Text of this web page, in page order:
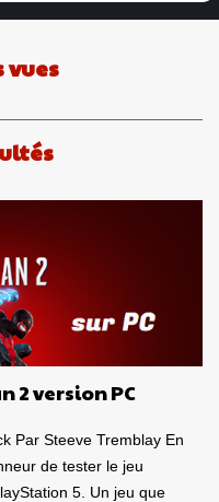
2 version PC
Par Steeve Tremblay En
de tester le jeu
5. Un jeu que